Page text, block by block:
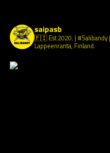
saipasb
🇫🇮 Est.2020. |
Lappeenranta, Finland.